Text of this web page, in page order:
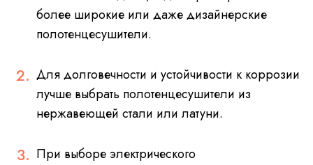
более широкие или даже дизайнерские
полотенцесушители.
Для долговечности и устойчивости к коррозии
лучше выбрать полотенцесушители из
нержавеющей стали или латуни.
При выборе электрического